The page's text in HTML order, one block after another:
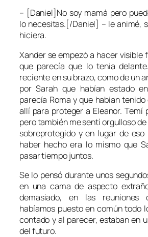
– [Daniel]No soy mamá pero
lo necesitas.[/Daniel] – le animé,
hiciera.
Xander se empezó a hacer visible
que parecía que lo tenía
reciente en su brazo, como de un
por Sarah que habían estado
parecía Roma y que habían
allí para proteger a Eleanor. Temí
pero también me sentí orgulloso
sobreprotegido y en lugar de
haber hecho era lo mismo que
pasar tiempo juntos.
Se lo pensó durante unos
en una cama de aspecto
demasiado, en las reuniones
habíamos puesto en común todo
contado y al parecer, estaban en
del futuro.